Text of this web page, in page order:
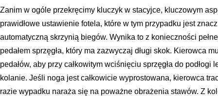
Zanim w ogóle przekręcimy kluczyk w stacyjce, kluczowym
prawidłowe ustawienie fotela, które w tym przypadku jest
automatyczną skrzynią biegów. Wynika to z konieczności
pedałem sprzęgła, który ma zazwyczaj długi skok. Kierowca
pedałów, aby przy całkowitym wciśnięciu sprzęgła do
kolanie. Jeśli noga jest całkowicie wyprostowana, kierowca
razie wypadku naraża się na poważne obrażenia stawów. Z